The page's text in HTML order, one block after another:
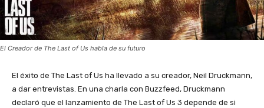
El Creador de The Last of Us habla de su futuro
El éxito de The Last of Us ha llevado a su creador, Neil Druckmann,
a dar entrevistas. En una charla con Buzzfeed, Druckmann
declaró que el lanzamiento de The Last of Us 3 depende de si